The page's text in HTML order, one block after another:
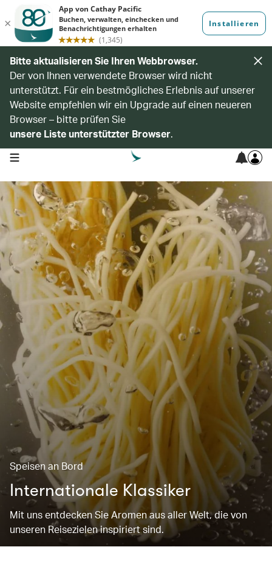
Bitte aktualisieren Sie Ihren Webbrowser.
Der von Ihnen verwendete Browser wird nicht
unterstützt. Für ein bestmögliches Erlebnis auf unserer
Website empfehlen wir ein Upgrade auf einen neueren
Browser – bitte prüfen Sie
unsere Liste unterstützter Browser.
open navigation menu
Speisen an Bord
Internationale Klassiker
Mit uns entdecken Sie Aromen aus aller Welt, die von
unseren Reisezielen inspiriert sind.